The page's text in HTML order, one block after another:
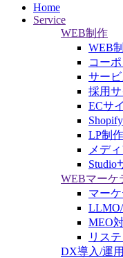
Home
Service
WEB制作
WEB
コー
サー
採用
ECサ
LP制作
メデ
Studio
WEBマーケ
マー
MEO
リス
DX導入/運